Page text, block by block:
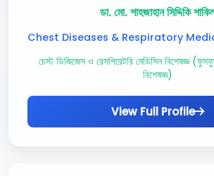
ডা. মো. শাহজাহান সিদ্দিকি
Chest Diseases & Respiratory
চেস্ট ডিজিজেস ও রেসপিরেটরি মেডিসিন বিশেষজ্ঞ
বিশেষজ্ঞ)
View Full Profile